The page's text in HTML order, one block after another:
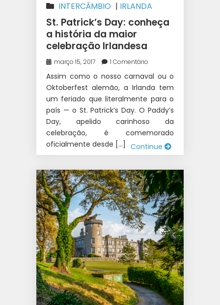
INTERCÂMBIO | IRLANDA
St. Patrick’s Day: conheça
a história da maior
celebração Irlandesa
março 15, 2017 1 Comentário
Assim como o nosso carnaval ou o
Oktoberfest alemão, a Irlanda tem
um feriado que literalmente para o
país — o St. Patrick’s Day. O Paddy’s
Day, apelido carinhoso da
celebração, é comemorado
oficialmente desde […]
Continue